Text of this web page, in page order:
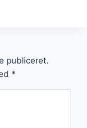
publiceret.
*